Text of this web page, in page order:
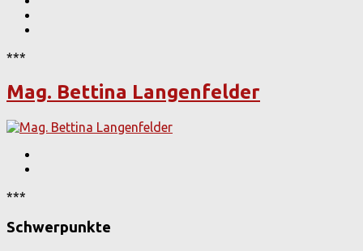
***
Mag. Bettina Langenfelder
***
Schwerpunkte